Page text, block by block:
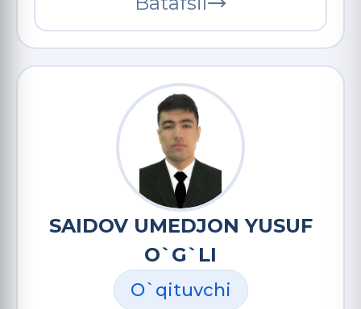
SAIDOV UMEDJON YUSUF
O`G`LI
O`qituvchi